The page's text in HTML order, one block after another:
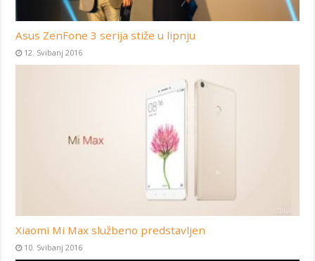
Asus ZenFone 3 serija stiže u lipnju
12. Svibanj 2016
Xiaomi Mi Max službeno predstavljen
10. Svibanj 2016